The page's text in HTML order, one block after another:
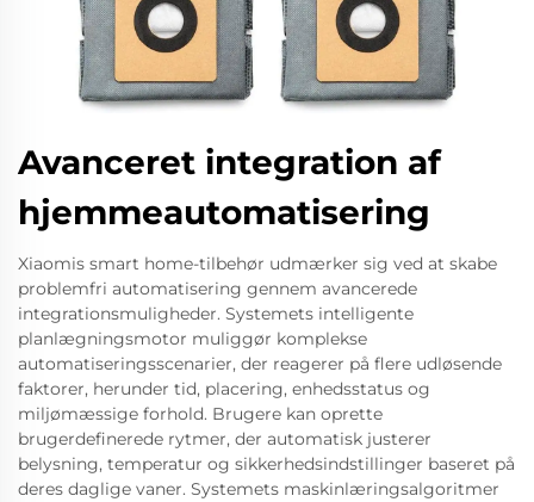
Avanceret integration af
hjemmeautomatisering
Xiaomis smart home-tilbehør udmærker sig ved at skabe
problemfri automatisering gennem avancerede
integrationsmuligheder. Systemets intelligente
planlægningsmotor muliggør komplekse
automatiseringsscenarier, der reagerer på flere udløsende
faktorer, herunder tid, placering, enhedsstatus og
miljømæssige forhold. Brugere kan oprette
brugerdefinerede rytmer, der automatisk justerer
belysning, temperatur og sikkerhedsindstillinger baseret på
deres daglige vaner. Systemets maskinlæringsalgoritmer